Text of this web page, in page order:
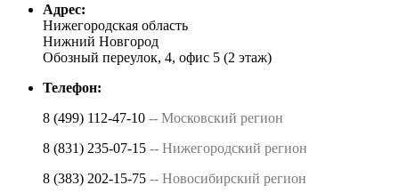
Адрес:
Нижегородская область
Нижний Новгород
Обозный переулок, 4, офис 5 (2 этаж)
Телефон:
8 (499) 112-47-10 -- Московский регион
8 (831) 235-07-15 -- Нижегородский регион
8 (383) 202-15-75 -- Новосибирский регион